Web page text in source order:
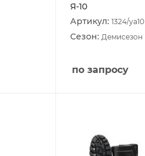
Я-10
Артикул: 1324/ya10
Сезон: Демисезон
по запросу